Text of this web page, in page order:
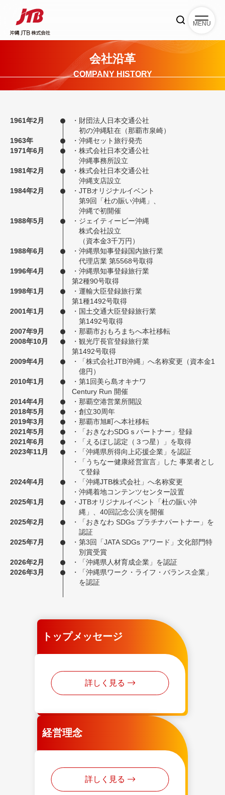
MENU
会社沿革
COMPANY HISTORY
1961年2月 ・ 財団法人日本交通公社
初の沖縄駐在（那覇市泉崎）
1963年
・ 沖縄セット旅行発売
1971年6月
・株式会社日本交通公社
沖縄事務所設立
1981年2月
・ 株式会社日本交通公社
沖縄支店設立
1984年2月
・ JTBオリジナルイベント
第9回「杜の賑い沖縄」、
沖縄で初開催
1988年5月
・ ジェイティービー沖縄
株式会社設立
（資本金3千万円）
1988年6月
・ 沖縄県知事登録国内旅行業
代理店業 第5568号取得
1996年4月
・沖縄県知事登録旅行業
第2種90号取得
1998年1月
・運輸大臣登録旅行業
第1種1492号取得
2001年1月
・ 国土交通大臣登録旅行業
第1492号取得
2007年9月
・ 那覇市おもろまちへ本社移転
2008年10月
・観光庁長官登録旅行業
第1492号取得
2009年4月
・
「株式会社JTB沖縄」へ名称変更（資本金1
億円）
2010年1月
・第1回美ら島オキナワ
Century Run 開催
2014年4月
・那覇空港営業所開設
2018年5月
・創立30周年
2019年3月
・那覇市旭町へ本社移転
2021年5月
・
「おきなわSDGｓパートナー」登録
2021年6月
・
「えるぼし認定（３つ星）」を取得
2023年11月
・
「沖縄県所得向上応援企業」を認証
・
「うちなー健康経営宣言」した 事業者とし
て登録
2024年4月
・
「沖縄JTB株式会社」へ名称変更
・ 沖縄着地コンテンツセンター設置
2025年1月
・ JTBオリジナルイベント「杜の賑い沖
縄」、40回記念公演を開催
2025年2月
・
「おきなわ SDGs プラチナパートナー」を
認証
2025年7月
・ 第3回「JATA SDGs アワード」文化部門特
別賞受賞
2026年2月
・
「沖縄県人材育成企業」を認証
2026年3月
・
「沖縄県ワーク・ライフ・バランス企業」
を認証
トップメッセージ
詳しく見る
経営理念
詳しく見る